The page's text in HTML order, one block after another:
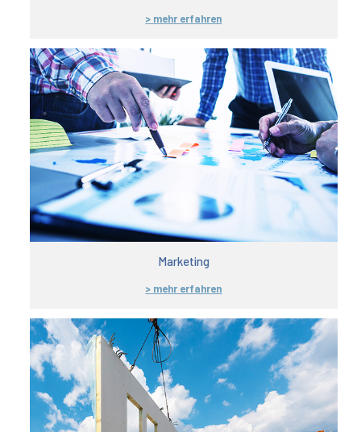
> mehr erfahren
Marketing
> mehr erfahren